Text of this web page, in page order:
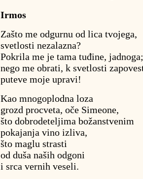
Irmos
Zašto me odgurnu od lica tvojega,
svetlosti nezalazna?
Pokrila me je tama tuđine, jadnoga;
nego me obrati, k svetlosti
puteve moje upravi!
Kao mnogoplodna loza
grozd procveta, oče Simeone,
što dobrodeteljima božanstvenim
pokajanja vino izliva,
što maglu strasti
od duša naših odgoni
i srca vernih veseli.